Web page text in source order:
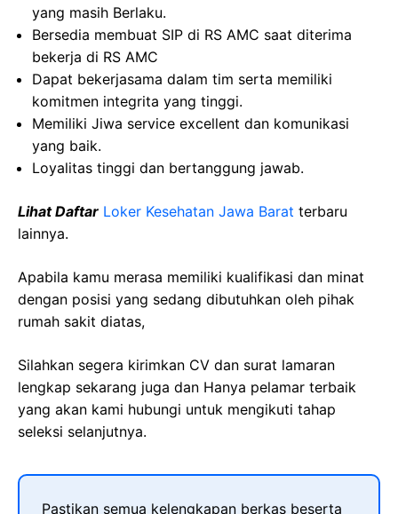
yang masih Berlaku.
Bersedia membuat SIP di RS AMC saat diterima
bekerja di RS AMC
Dapat bekerjasama dalam tim serta memiliki
komitmen integrita yang tinggi.
Memiliki Jiwa service excellent dan komunikasi
yang baik.
Loyalitas tinggi dan bertanggung jawab.
Lihat Daftar Loker Kesehatan Jawa Barat terbaru
lainnya.
Apabila kamu merasa memiliki kualifikasi dan minat
dengan posisi yang sedang dibutuhkan oleh pihak
rumah sakit diatas,
Silahkan segera kirimkan CV dan surat lamaran
lengkap sekarang juga dan Hanya pelamar terbaik
yang akan kami hubungi untuk mengikuti tahap
seleksi selanjutnya.
Pastikan semua kelengkapan berkas beserta